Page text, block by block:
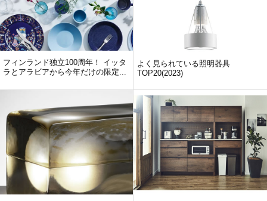
フィンランド独立100周年！ イッタ
ラとアラビアから今年だけの限定...
よく見られている照明器具
TOP20(2023)